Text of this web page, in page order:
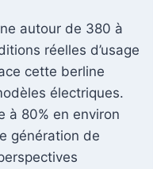
autour de 380 à
réelles d’usage
cette berline
électriques.
à 80% en environ
génération de